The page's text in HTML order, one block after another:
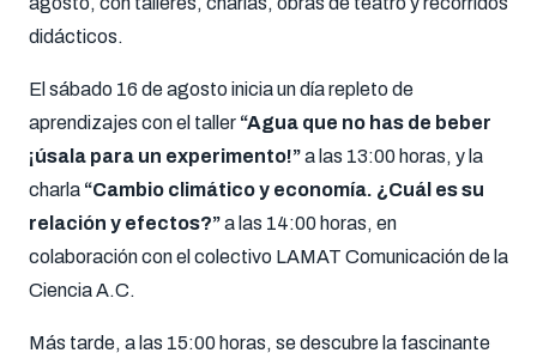
didácticos.
El sábado 16 de agosto inicia un día repleto de
aprendizajes con el taller “Agua que no has de beber
¡úsala para un experimento!”a las 13:00 horas, y la
charla “Cambio climático y economía. ¿Cuál es su
relación y efectos?”a las 14:00 horas, en
colaboración con el colectivo LAMAT Comunicación de la
Ciencia A.C.
Más tarde, a las 15:00 horas, se descubre la fascinante